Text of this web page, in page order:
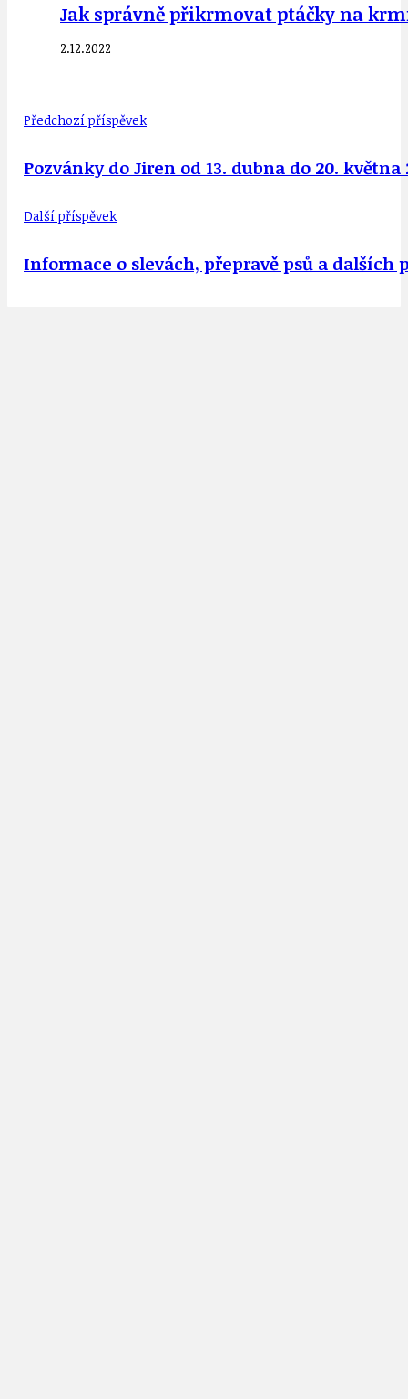
Jak správně přikrmovat ptáčky na
2.12.2022
Předchozí příspěvek
Pozvánky do Jiren od 13. dubna do 20. května
Další příspěvek
Informace o slevách, přepravě psů a dalších